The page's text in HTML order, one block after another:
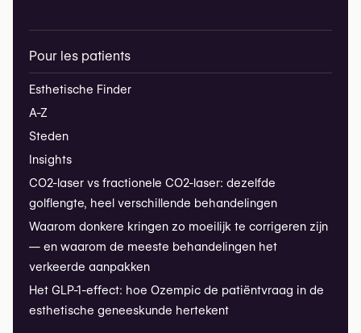
Pour les patients
Esthetische Finder
A-Z
Steden
Insights
CO2-laser vs fractionele CO2-laser: dezelfde
golflengte, heel verschillende behandelingen
Waarom donkere kringen zo moeilijk te corrigeren zijn
— en waarom de meeste behandelingen het
verkeerde aanpakken
Het GLP-1-effect: hoe Ozempic de patiëntvraag in de
esthetische geneeskunde hertekent